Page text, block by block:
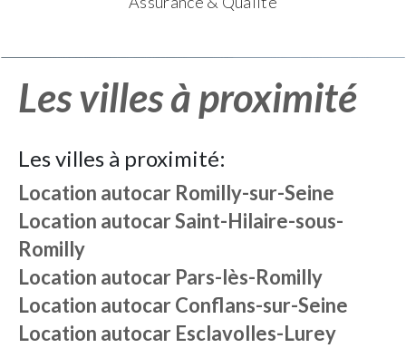
Les villes à proximité
Les villes à proximité:
Location autocar Romilly-sur-Seine
Location autocarSaint-Hilaire-sous-
Romilly
Location autocar Pars-lès-Romilly
Location autocarConflans-sur-Seine
Location autocar Esclavolles-Lurey